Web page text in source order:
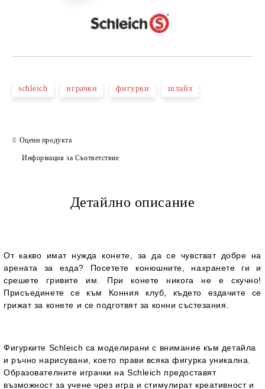
schleich играчки фигурки шлайх
Оцени продукта
Информация за Съответствие
Детайлно описание
От какво имат нужда конете, за да се чувстват добре на
арената за езда? Посетете конюшните, нахранете ги и
срешете гривите им. При конете никога не е скучно!
Присъединете се към Конния клуб, където ездачите се
грижат за конете и се подготвят за конни състезания.
Фигурките Schleich са моделирани с внимание към детайла
и ръчно нарисувани, което прави всяка фигурка уникална.
Образователните играчки на Schleich предоставят
възможност за учене чрез игра и стимулират креативност и